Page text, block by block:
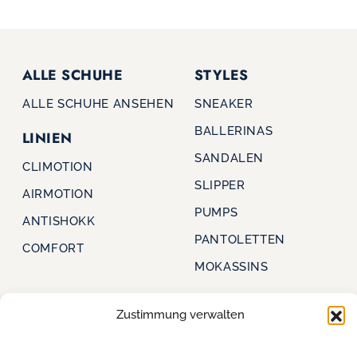
Zustimmung verwalten
ALLE SCHUHE
ALLE SCHUHE ANSEHEN
LINIEN
CLIMOTION
AIRMOTION
ANTISHOKK
COMFORT
STYLES
SNEAKER
BALLERINAS
SANDALEN
SLIPPER
PUMPS
PANTOLETTEN
MOKASSINS